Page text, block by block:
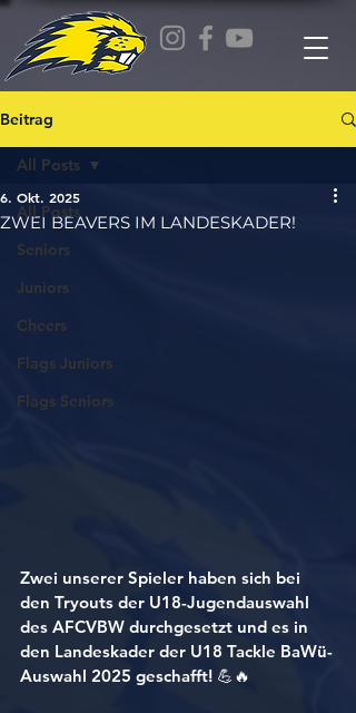
Beitrag
All Posts
Seniors
Juniors
Cheers
Flags Juniors
Flags Seniors
All Posts
ZWEI BEAVERS IM LANDESKADER!
6. Okt. 2025
Zwei unserer Spieler haben sich bei
den Tryouts der U18-Jugendauswahl
des AFCVBW durchgesetzt und es in
den Landeskader der U18 Tackle BaWü-
Auswahl 2025 geschafft! 💪🔥